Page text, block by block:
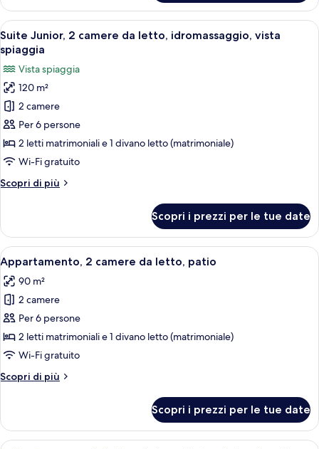
spiaggia
Standard,
camera
da
letto,
balcone,
vista
spiaggia
Apri
tutte
le
foto
per
Suite
Junior,
2
camere
letto,
spiaggia
Una camera d'albergo con un letto
9
Suite Junior, 2 camere da letto, idromassaggio, vista
spiaggia
Vista spiaggia
120 m²
2 camere
Per 6 persone
2 letti matrimoniali e 1 divano letto (matrimoniale)
Wi-Fi gratuito
Scopri di più
Altri
Junior,
camere
da
letto,
idromassaggio,
vista
spiaggia
Scopri i prezzi per le tue date
Apri
tutte
le
foto
per
Appartamento,
2
da
Un letto rifatto con un copriletto a
9
Appartamento, 2 camere da letto, patio
90 m²
2 camere
Per 6 persone
2 letti matrimoniali e 1 divano letto (matrimoniale)
Wi-Fi gratuito
Scopri di più
Altri
2
camere
Scopri i prezzi per le tue date
Una camera d'albergo con un letto,